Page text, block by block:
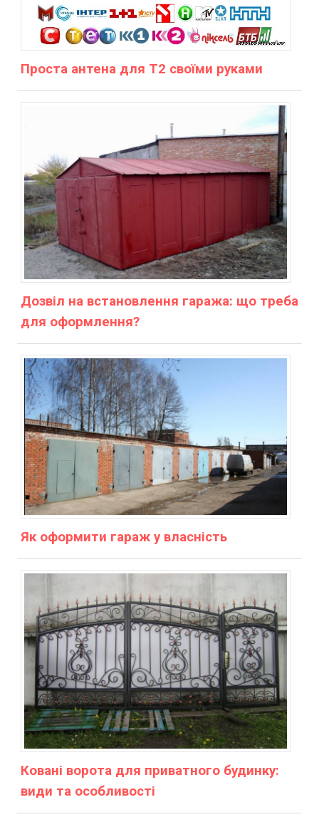
Проста антена для Т2 своїми руками
Дозвіл на встановлення гаража: що треба
для оформлення?
Як оформити гараж у власність
Ковані ворота для приватного будинку:
види та особливості